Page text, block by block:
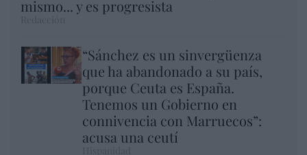
mismo... y es progresista
“Sánchez es un sinvergüenza
que ha abandonado a su país,
porque Ceuta es España.
Tenemos un Gobierno en
connivencia con Marruecos”:
acusa una ceutí